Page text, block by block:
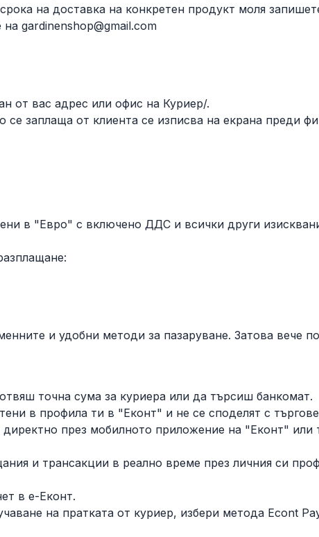
на доставка на конкретен продукт моля
gardinenshop@gmail.com
от вас адрес или офис на Куриер/.
се заплаща от клиента се изписва на екрана преди
в "Евро" с включено ДДС и всички други
и удобни методи за пазаруване. Затова вече
точна сума за куриера или да търсиш банкомат.
в профила ти в "Еконт" и не се споделят с
през мобилното приложение на "Еконт" или
и трансакции в реално време през личния си
в е-Еконт.
на пратката от куриер, избери метода Econt